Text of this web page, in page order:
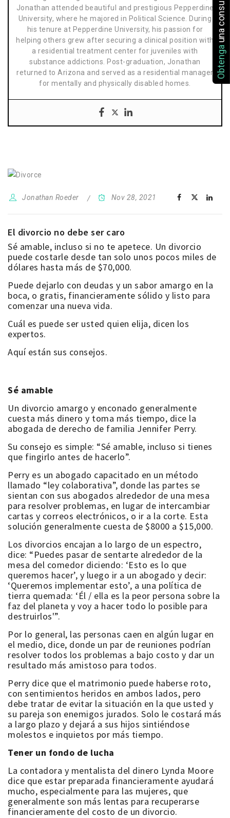
Jonathan attended beautiful and prestigious Pepperdine
University, where he majored in Political Science. During
his tenure at Pepperdine University, his passion for
helping others grew after securing a clinical position with
a residential treatment center for juveniles with
substance addictions. Post-graduation, Jonathan
returned to Arizona and served as a residential manager
for mentally and physically disabled homes.
Jonathan Roeder Nov 28, 2021
El divorcio no debe ser caro
Sé amable, incluso si no te apetece. Un divorcio
puede costarle desde tan solo unos pocos miles de
dólares hasta más de $70,000.
Puede dejarlo con deudas y un sabor amargo en la
boca, o gratis, financieramente sólido y listo para
comenzar una nueva vida.
Cuál es puede ser usted quien elija, dicen los
expertos.
Aquí están sus consejos.
Sé amable
Un divorcio amargo y enconado generalmente
cuesta más dinero y toma más tiempo, dice la
abogada de derecho de familia Jennifer Perry.
Su consejo es simple: “Sé amable, incluso si tienes
que fingirlo antes de hacerlo”.
Perry es un abogado capacitado en un método
llamado “ley colaborativa”, donde las partes se
sientan con sus abogados alrededor de una mesa
para resolver problemas, en lugar de intercambiar
cartas y correos electrónicos, o ir a la corte. Esta
solución generalmente cuesta de $8000 a $15,000.
Los divorcios encajan a lo largo de un espectro,
dice: “Puedes pasar de sentarte alrededor de la
mesa del comedor diciendo: ‘Esto es lo que
queremos hacer’, y luego ir a un abogado y decir:
‘Queremos implementar esto’, a una política de
tierra quemada: ‘Él / ella es la peor persona sobre la
faz del planeta y voy a hacer todo lo posible para
destruirlos'”.
Por lo general, las personas caen en algún lugar en
el medio, dice, donde un par de reuniones podrían
resolver todos los problemas a bajo costo y dar un
resultado más amistoso para todos.
Perry dice que el matrimonio puede haberse roto,
con sentimientos heridos en ambos lados, pero
debe tratar de evitar la situación en la que usted y
su pareja son enemigos jurados. Solo le costará más
a largo plazo y dejará a sus hijos sintiéndose
molestos e inquietos por más tiempo.
Tener un fondo de lucha
La contadora y mentalista del dinero Lynda Moore
dice que estar preparada financieramente ayudará
mucho, especialmente para las mujeres, que
generalmente son más lentas para recuperarse
financieramente del costo de un divorcio.
Obtenga
una consulta